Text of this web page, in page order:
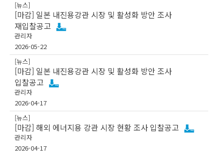
[뉴스]
[마감] 일본 내진용강관 시장 및 활성화 방안 조사
재입찰공고
관리자
2026-05-22
[뉴스]
[마감] 일본 내진용강관 시장 및 활성화 방안 조사
입찰공고
관리자
2026-04-17
[뉴스]
[마감] 해외 에너지용 강관 시장 현황 조사 입찰공고
관리자
2026-04-17